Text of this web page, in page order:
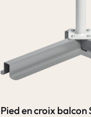
Pied en croix